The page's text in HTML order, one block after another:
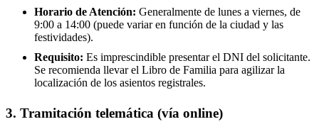
Horario de Atención: Generalmente de lunes a viernes, de
9:00 a 14:00 (puede variar en función de la ciudad y las
festividades).
Requisito: Es imprescindible presentar el DNI del solicitante.
Se recomienda llevar el Libro de Familia para agilizar la
localización de los asientos registrales.
3. Tramitación telemática (vía online)